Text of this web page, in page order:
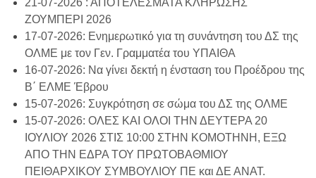
21-07-2026 : ΑΠΟΤΕΛΕΣΜΑΤΑ ΚΛΗΡΩΣΗΣ
ΖΟΥΜΠΕΡΙ 2026
17-07-2026: Ενημερωτικό για τη συνάντηση του ΔΣ της
ΟΛΜΕ με τον Γεν. Γραμματέα του ΥΠΑΙΘΑ
16-07-2026: Να γίνει δεκτή η ένσταση του Προέδρου της
Β΄ ΕΛΜΕ Έβρου
15-07-2026: Συγκρότηση σε σώμα του ΔΣ της ΟΛΜΕ
15-07-2026: ΟΛΕΣ ΚΑΙ ΟΛΟΙ ΤΗΝ ΔΕΥΤΕΡΑ 20
ΙΟΥΛΙΟΥ 2026 ΣΤΙΣ 10:00 ΣΤΗΝ ΚΟΜΟΤΗΝΗ, ΕΞΩ
ΑΠΟ ΤΗΝ ΕΔΡΑ ΤΟΥ ΠΡΩΤΟΒΑΘΜΙΟΥ
ΠΕΙΘΑΡΧΙΚΟΥ ΣΥΜΒΟΥΛΙΟΥ ΠΕ και ΔΕ ΑΝΑΤ.